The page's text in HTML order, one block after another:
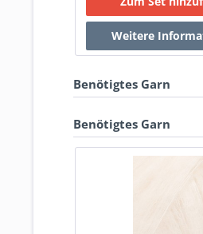
Benötigtes Garn
Benötigtes Garn